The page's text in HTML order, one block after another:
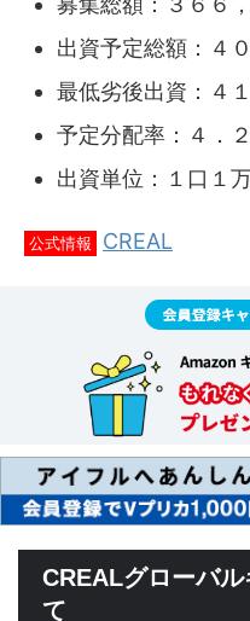
出資予定総額：４
最低劣後出資：４
予定分配率：４．
出資単位：１口１
公式情報 CREAL
CREALグローバ
て